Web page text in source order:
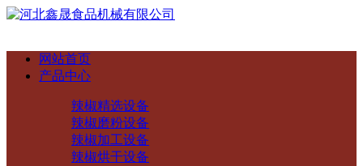
网站首页
产品中心
辣椒精选设备
辣椒磨粉设备
辣椒加工设备
辣椒烘干设备